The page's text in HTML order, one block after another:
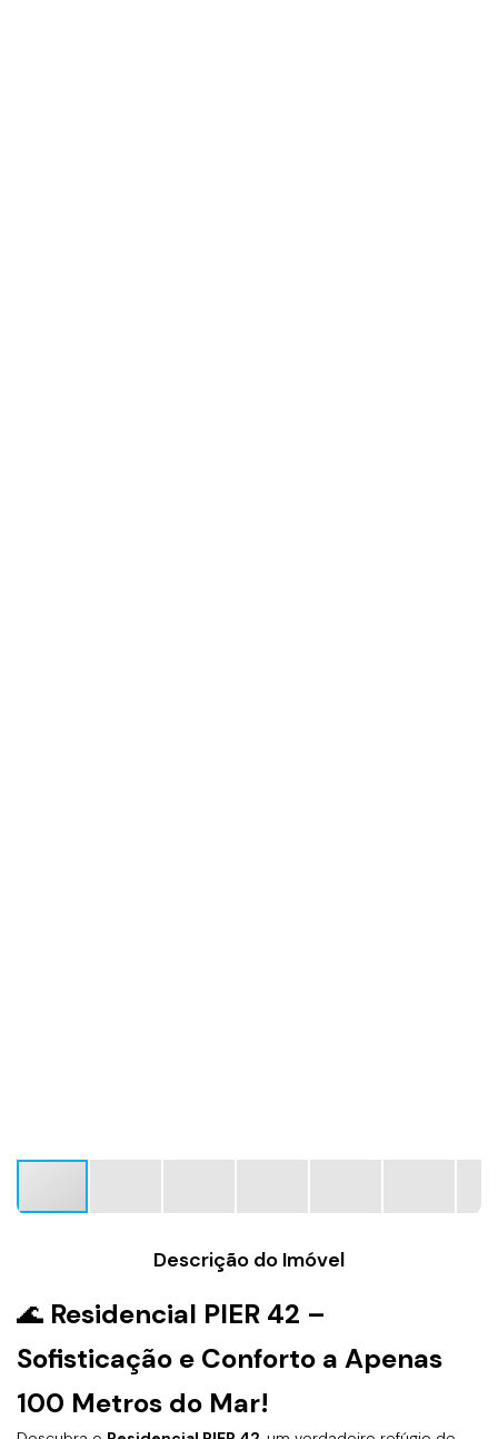
Descrição do Imóvel
🌊 Residencial PIER 42 –
Sofisticação e Conforto a Apenas
100 Metros do Mar!